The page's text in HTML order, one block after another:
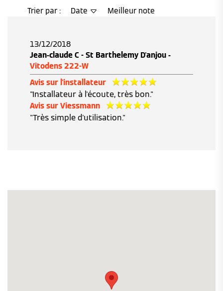
Trier par : Date Meilleur note
13/12/2018
Jean-claude C - St Barthelemy D'anjou -
Vitodens 222-W
Avis sur l'installateur
"Installateur à l'écoute, très bon."
Avis sur Viessmann
"Très simple d'utilisation."